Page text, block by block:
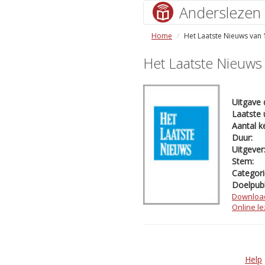
Anderslezen
Home Het Laatste Nieuws van
Het Laatste
Uitgave
Laatste
Aantal
Duur:
Uitgever:
Stem:
Online
Help